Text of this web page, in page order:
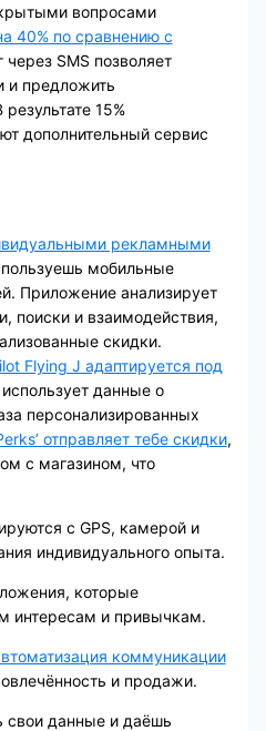
вопросами
40% по сравнению с
через SMS позволяет
и предложить
15%
дополнительный сервис
рекламными
мобильные
Приложение анализирует
поиски и взаимодействия,
скидки.
Flying J адаптируется под
данные о
персонализированных
отправляет тебе скидки,
с магазином, что
с GPS, камерой и
индивидуального опыта.
которые
интересам и привычкам.
коммуникации
и продажи.
свои данные и даёшь